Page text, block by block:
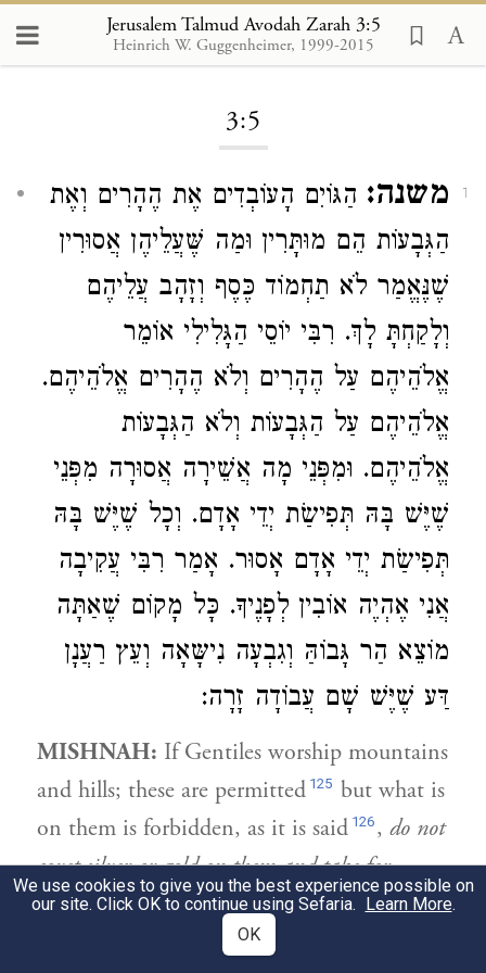
Jerusalem Talmud Avodah Zarah 3:5
Heinrich W. Guggenheimer, 1999-2015
Loading...
3:5
1 משנה: הַגּוֹיִם הָעוֹבְדִים אֶת הֶהָרִים וְאֶת
הַגְּבָעוֹת הֵם מוּתָּרִין וּמַה שֶּׁעֲלֵיהֶן אֲסוּרִין
שֶׁנֶּאֱמַר לֹא תַחְמוֹד כֶּסֶף וְזָהָב עֲלֵיהֶם
וְלָקַחְתָּ לָךְ. רִבִּי יוֹסֵי הַגָּלִילִי אוֹמֵר
אֱלֹהֵיהֶם עַל הֶהָרִים וְלֹא הֶהָרִים אֱלֹהֵיהֶם.
אֱלֹהֵיהֶם עַל הַגְּבָעוֹת וְלֹא הַגְּבָעוֹת
אֱלֹהֵיהֶם. וּמִפְּנֵי מָה אֲשֵׁירָה אֲסוּרָה מִפְּנֵי
שֶׁיֶּשׁ בָּהּ תְּפִישַׂת יְדֵי אָדָם. וְכָל שֶׁיֶּשׁ בָּהּ
תְּפִישַׂת יְדֵי אָדָם אָסוּר. אָמַר רִבִּי עֲקִיבָה
אֲנִי אֶהְיֶה אוֹבִין לְפָנֶיךָ. כָּל מָקוֹם שֶׁאַתָּה
מוֹצֵא הַר גָּבוֹהַּ וְגִבְעָה נִישָּאָה וְעֵץ רַעֲנָן
דַּע שֶׁיֶּשׁ שָׁם עֲבוֹדָה זָרָה:
MISHNAH: If Gentiles worship mountains
and hills; these are permitted 125 but what is
on them is forbidden, as it is said 126,do not
covet silver or gold on them and take for
yourself. Rebbi Yose the Galilean said,their
gods [are] on the mountains
We use cookies to give you the best experience possible on
our site. Click OK to continue using Sefaria. Learn More.
OK